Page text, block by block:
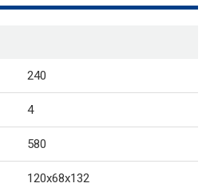
240
4
580
120x68x132